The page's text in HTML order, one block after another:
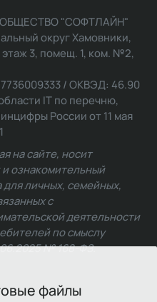
файлы
"СОФТЛАЙН"
округ Хамовники,
этаж 3, помещ. 1, ком. №2,
/ ОКВЭД: 46.90
IT по перечню,
России от 11 мая
на сайте, носит
ознакомительный
для личных, семейных,
с
деятельности
по смыслу
№ 168-ФЗ.